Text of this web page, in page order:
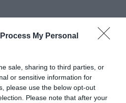
My Personal
sale, sharing to third parties, or
or sensitive information for
please use the below opt-out
Please note that after your
de 18 à 25 ans, en
Macron
December 8, 2022